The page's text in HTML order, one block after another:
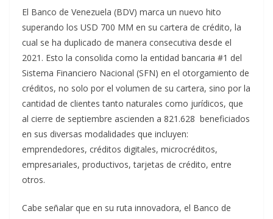
El Banco de Venezuela (BDV) marca un nuevo hito
superando los USD 700 MM en su cartera de crédito, la
cual se ha duplicado de manera consecutiva desde el
2021. Esto la consolida como la entidad bancaria #1 del
Sistema Financiero Nacional (SFN) en el otorgamiento de
créditos, no solo por el volumen de su cartera, sino por la
cantidad de clientes tanto naturales como jurídicos, que
al cierre de septiembre ascienden a 821.628 beneficiados
en sus diversas modalidades que incluyen:
emprendedores, créditos digitales, microcréditos,
empresariales, productivos, tarjetas de crédito, entre
otros.
Cabe señalar que en su ruta innovadora, el Banco de